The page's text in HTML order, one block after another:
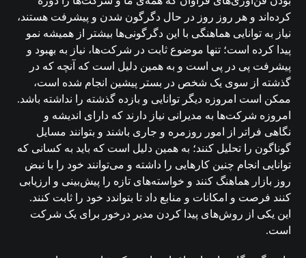
کرده‌اند و هر روز روز در حال دگرگون شدن و پیشرفت هستند،
نیاز به توانایی هماهنگی با این دگرگونی‌ها بیشتر از همیشه نمو
پیدا کرده است؛ تنها موضوع ثابت در شرکت‌ها، نیاز به بهبود و
پیشرفت پی در پی است و به همین دلیل است که آنچه که در
گذشته از سوی یک شخص در بستر پیشین انجام شده است،
ممکن است امروزه دیگر توانایی و بازده گذشته را نداشته باشد.
امروزه شرکت‌ها به مدیرانی نیاز دارند که دارای اندیشه و
نگاهی فراتر از امور روزمره و جاری باشند و بتوانند مسایل
گوناگون را تحلیل کنند؛ به همین دلیل‌ است که باید به کسانی که
توانایی انجام چنین کارهایی را داشته و می‌توانند خود را با نبض
روز بازار هماهنگ کنند و خواسته‌های تازه را پیش‌بینی و ارزیابی
کنند فرصت و امکانات و منابع داد تا بتواندد خود را ثابت کنند.
این یکی از روش‌های پیدا کردن مدیر درخور برای یک شرکت
است.